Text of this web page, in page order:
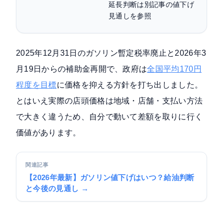
延長判断は別記事の値下げ
見通しを参照
2025年12月31日のガソリン暫定税率廃止と2026年3
月19日からの補助金再開で、政府は全国平均170円
程度を目標に価格を抑える方針を打ち出しました。
とはいえ実際の店頭価格は地域・店舗・支払い方法
で大きく違うため、自分で動いて差額を取りに行く
価値があります。
関連記事
【2026年最新】ガソリン値下げはいつ？給油判断
と今後の見通し →